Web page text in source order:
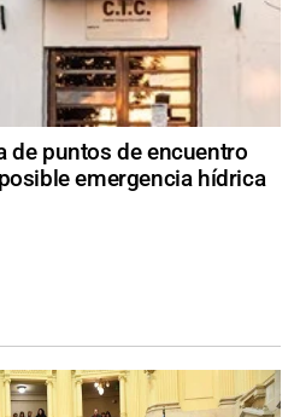
de puntos de encuentro
emergencia hídrica